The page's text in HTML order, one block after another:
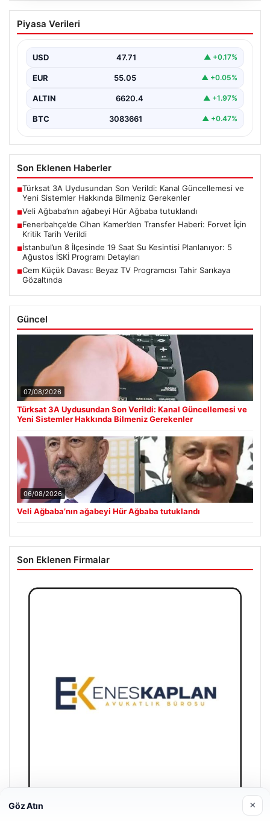
Veli Ağbaba’nın ağabeyi Hür Ağbaba
tutuklandı
Piyasa Verileri
USD 47.71 ▲ +0.17%
EUR 55.05 ▲ +0.05%
ALTIN 6620.4 ▲ +1.97%
BTC 3083661 ▲ +0.47%
Son Eklenen Haberler
■Türksat 3A Uydusundan Son Verildi: Kanal Güncellemesi ve
Yeni Sistemler Hakkında Bilmeniz Gerekenler
■Veli Ağbaba’nın ağabeyi Hür Ağbaba tutuklandı
■Fenerbahçe’de Cihan Kamer’den Transfer Haberi: Forvet İçin
Kritik Tarih Verildi
■İstanbul’un 8 İlçesinde 19 Saat Su Kesintisi Planlanıyor: 5
Ağustos İSKİ Programı Detayları
■Cem Küçük Davası: Beyaz TV Programcısı Tahir Sarıkaya
Gözaltında
Güncel
07/08/2026
Türksat 3A Uydusundan Son Verildi: Kanal Güncellemesi ve
Yeni Sistemler Hakkında Bilmeniz Gerekenler
06/08/2026
Veli Ağbaba’nın ağabeyi Hür Ağbaba tutuklandı
Son Eklenen Firmalar
Göz Atın ×